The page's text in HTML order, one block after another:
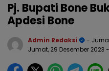
Pj. Bupati Bone
Apdesi Bone
Admin Redaksi
-
Jumat, 29 Desember 2023